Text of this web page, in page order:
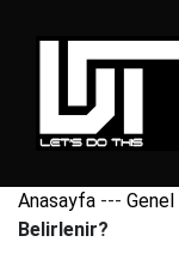
Anasayfa --- Genel
Belirlenir?